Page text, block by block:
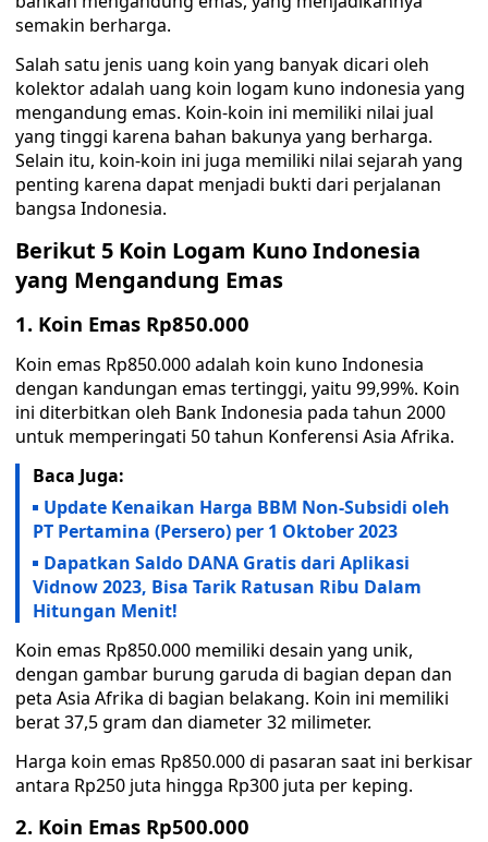
semakin berharga.
Salah satu jenis uang koin yang banyak dicari oleh
kolektor adalah uang koin logam kuno indonesia yang
mengandung emas. Koin-koin ini memiliki nilai jual
yang tinggi karena bahan bakunya yang berharga.
Selain itu, koin-koin ini juga memiliki nilai sejarah yang
penting karena dapat menjadi bukti dari perjalanan
bangsa Indonesia.
Berikut 5 Koin Logam Kuno Indonesia
yang Mengandung Emas
1. Koin Emas Rp850.000
Koin emas Rp850.000 adalah koin kuno Indonesia
dengan kandungan emas tertinggi, yaitu 99,99%. Koin
ini diterbitkan oleh Bank Indonesia pada tahun 2000
untuk memperingati 50 tahun Konferensi Asia Afrika.
Baca Juga:
Update Kenaikan Harga BBM Non-Subsidi oleh
PT Pertamina (Persero) per 1 Oktober 2023
Dapatkan Saldo DANA Gratis dari Aplikasi
Vidnow 2023, Bisa Tarik Ratusan Ribu Dalam
Hitungan Menit!
Koin emas Rp850.000 memiliki desain yang unik,
dengan gambar burung garuda di bagian depan dan
peta Asia Afrika di bagian belakang. Koin ini memiliki
berat 37,5 gram dan diameter 32 milimeter.
Harga koin emas Rp850.000 di pasaran saat ini berkisar
antara Rp250 juta hingga Rp300 juta per keping.
2. Koin Emas Rp500.000